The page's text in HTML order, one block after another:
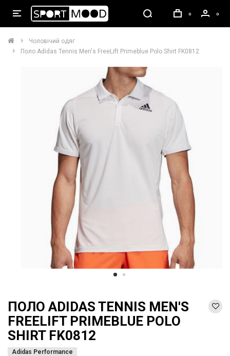
0 0
Чоловічий одяг
Поло Adidas Tennis Men's FreeLift Primeblue Polo Shirt FK0812
ПОЛО ADIDAS TENNIS MEN'S
FREELIFT PRIMEBLUE POLO
SHIRT FK0812
Adidas Performance